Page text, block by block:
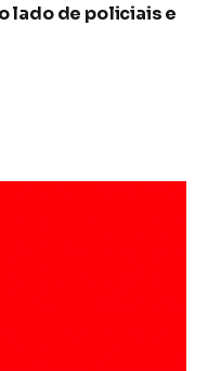
lado de policiais e